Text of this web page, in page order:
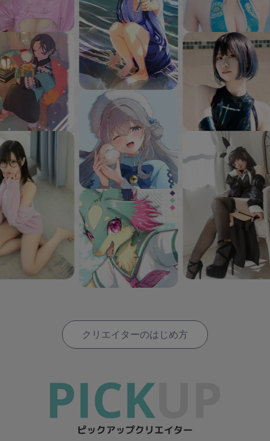
クリエイターのはじめ方